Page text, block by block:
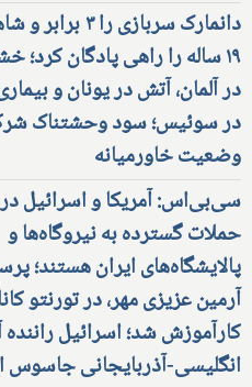
دانمارک سربازی را
۱۹ ساله را راهی پادگان کرد؛
در آلمان، آتش در یونان و
در سوئیس؛ سود وحشتناک
وضعیت خاورمیانه
سی‌بی‌اس: آمریکا و اسرائیل
حملات گسترده به نیروگاه‌ها و
پالایشگاه‌های ایران هستند؛
آرمین عزیزی مهر، در تورنتو
کارآموزش شد؛ اسرائیل
انگلیسی-آذربایجانی جاسوس